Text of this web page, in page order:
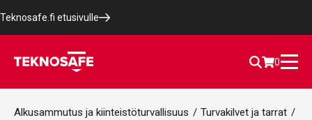
Teknosafe.fi etusivulle
0
Alkusammutus ja kiinteistöturvallisuus / Turvakilvet ja tarrat /